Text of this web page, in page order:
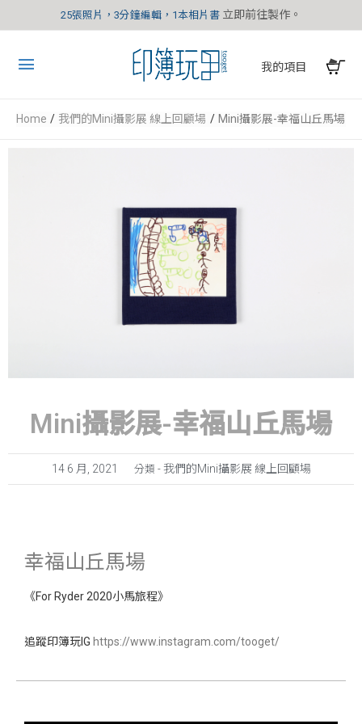
25張照片，3分鐘編輯，1本相片書 立即前往製作。
我的項目
Home 我們的Mini攝影展 線上回顧場 Mini攝影展-幸福山丘馬場
Mini攝影展-幸福山丘馬場
14 6 月, 2021 分類 - 我們的Mini攝影展 線上回顧場
幸福山丘馬場
《For Ryder 2020小馬旅程》
追蹤印簿玩IG https://www.instagram.com/tooget/